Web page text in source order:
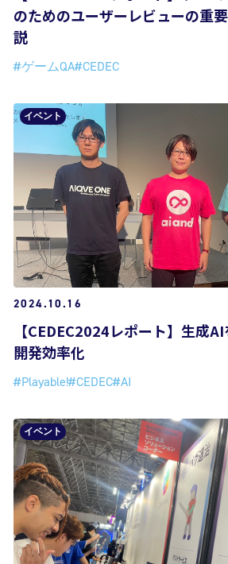
のためのユーザーレビューの重
説
#ゲームQA#CEDEC
イベント
2024.10.16
【CEDEC2024レポート】生成
開発効率化
#Playable!#CEDEC#AI
イベント